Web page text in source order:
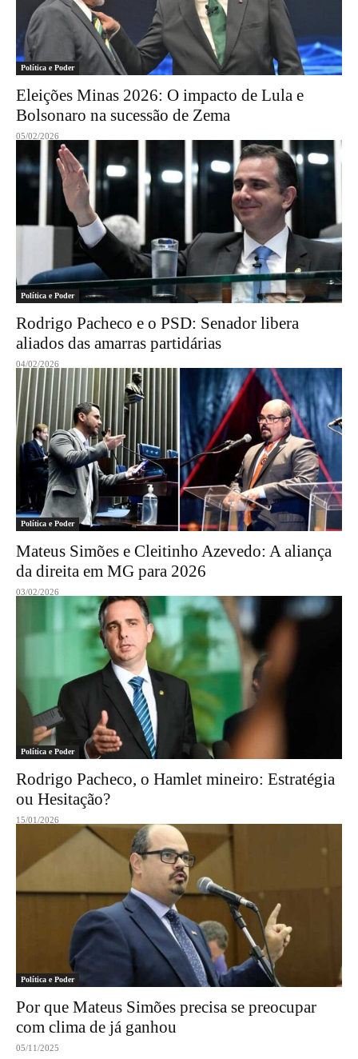
Política e Poder
Eleições Minas 2026: O impacto de Lula e
Bolsonaro na sucessão de Zema
05/02/2026
Política e Poder
Rodrigo Pacheco e o PSD: Senador libera
aliados das amarras partidárias
04/02/2026
Política e Poder
Mateus Simões e Cleitinho Azevedo: A aliança
da direita em MG para 2026
03/02/2026
Política e Poder
Rodrigo Pacheco, o Hamlet mineiro: Estratégia
ou Hesitação?
15/01/2026
Política e Poder
Por que Mateus Simões precisa se preocupar
com clima de já ganhou
05/11/2025